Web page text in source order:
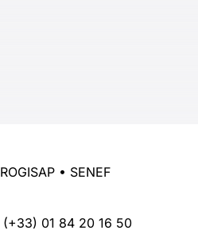
• SENEF
(+33) 01 84 20 16 50